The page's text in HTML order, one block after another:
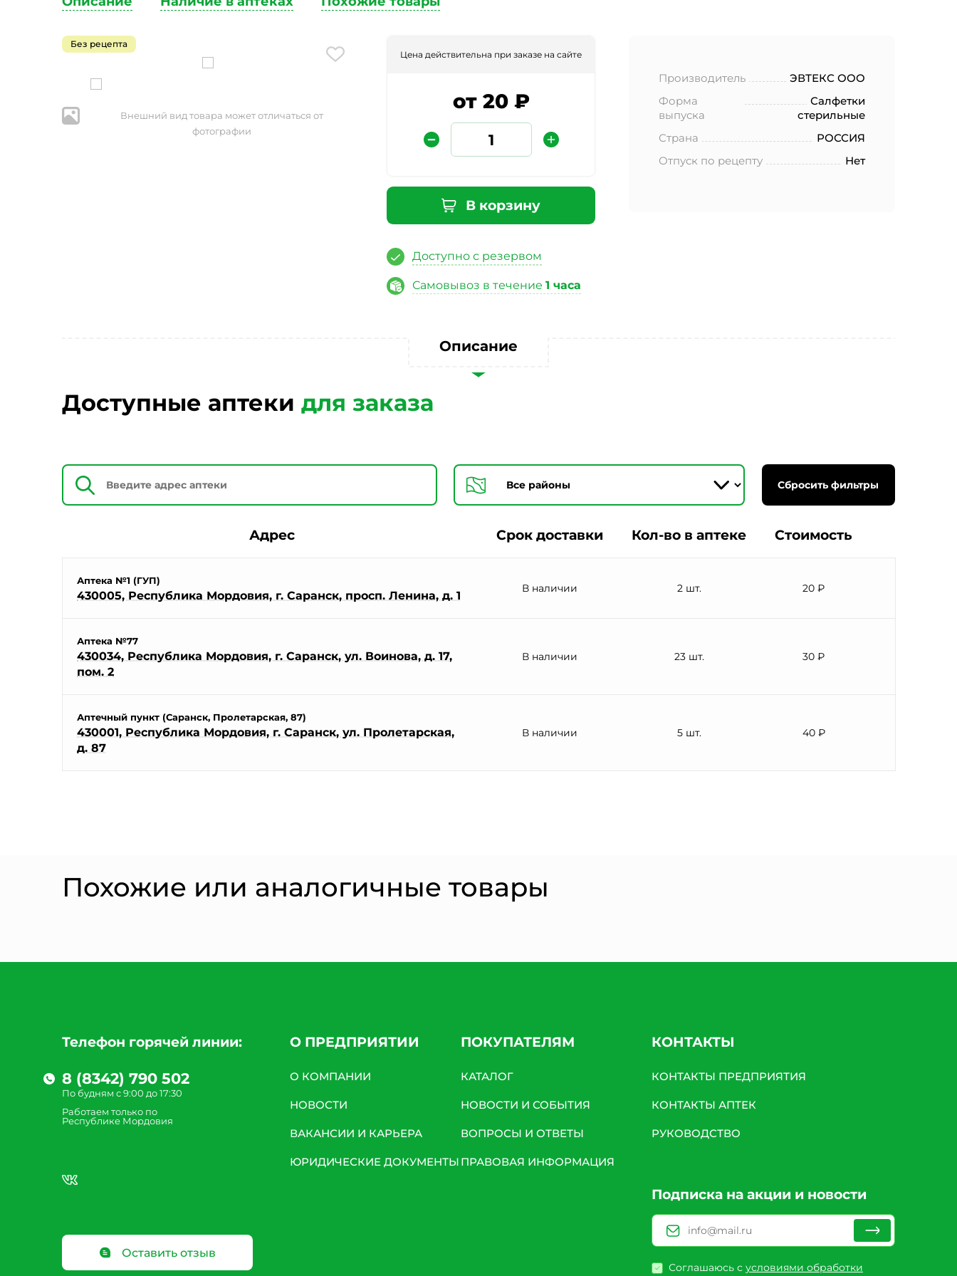
Без рецепта
Внешний вид товара может отличаться от
фотографии
Цена действительна при заказе на сайте
от 20 ₽
В корзину
Доступно с резервом
Самовывоз в течение1 часа
Производитель
ЭВТЕКС ООО
Форма
выпуска
Салфетки
стерильные
Страна
РОССИЯ
Отпуск по рецепту
Нет
Описание
Доступные аптеки для заказа
Сбросить фильтры
Адрес Срок доставки Кол-во в аптеке Стоимость
Аптека №1 (ГУП)
430005, Республика Мордовия, г. Саранск, просп. Ленина, д. 1
В наличии 2 шт. 20 ₽
Аптека №77
430034, Республика Мордовия, г. Саранск, ул. Воинова, д. 17,
пом. 2
В наличии 23 шт. 30 ₽
Аптечный пункт (Саранск, Пролетарская, 87)
430001, Республика Мордовия, г. Саранск, ул. Пролетарская,
д. 87
В наличии 5 шт. 40 ₽
Похожие или аналогичные товары
Телефон горячей линии:
8 (8342) 790 502
По будням с 9:00 до 17:30
Работаем только по
Республике Мордовия
Оставить отзыв
О ПРЕДПРИЯТИИ
О КОМПАНИИ
НОВОСТИ
ВАКАНСИИ И КАРЬЕРА
ЮРИДИЧЕСКИЕ ДОКУМЕНТЫ
ПОКУПАТЕЛЯМ
КАТАЛОГ
НОВОСТИ И СОБЫТИЯ
ВОПРОСЫ И ОТВЕТЫ
ПРАВОВАЯ ИНФОРМАЦИЯ
КОНТАКТЫ
КОНТАКТЫ ПРЕДПРИЯТИЯ
КОНТАКТЫ АПТЕК
РУКОВОДСТВО
Подписка на акции и новости
Соглашаюсь с условиями обработки
Введите слово на картинке*
* Нажимая кнопку «Отправить отзыв», я даю свое согласие на обработку моих
персональных данных, в соответствии с Федеральным законом от 27.07.2006 года